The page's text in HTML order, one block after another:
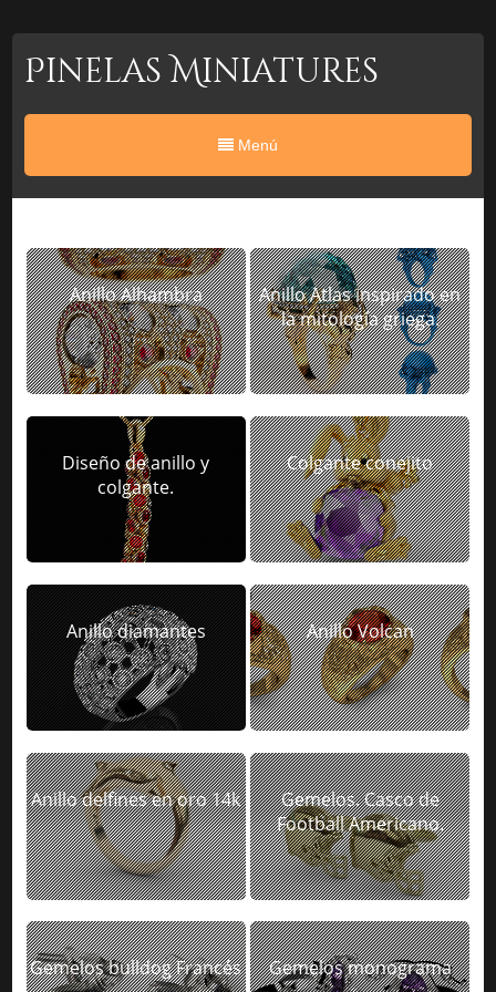
Pinelas Miniatures
Menú
Anillo Alhambra
Anillo Atlas inspirado en
la mitología griega.
Diseño de anillo y
colgante.
Colgante conejito
Anillo diamantes Anillo Volcan
Anillo delfines en oro 14k
Gemelos. Casco de
Football Americano.
Gemelos bulldog Francés Gemelos monograma